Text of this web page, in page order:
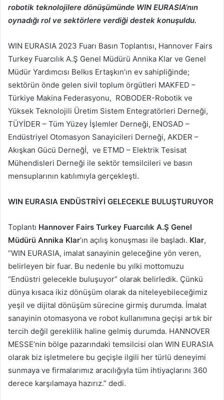
robotik teknolojilere dönüşümünde WIN EURASIA’nın
oynadığı rol ve sektörlere verdiği destek konuşuldu.
WIN EURASIA 2023 Fuarı Basın Toplantısı, Hannover Fairs
Turkey Fuarcılık A.Ş Genel Müdürü Annika Klar ve Genel
Müdür Yardımcısı Belkıs Ertaşkın’ın ev sahipliğinde;
sektörün önde gelen sivil toplum örgütleri MAKFED –
Türkiye Makina Federasyonu, ROBODER-Robotik ve
Yüksek Teknolojili Üretim Sistem Entegratörleri Derneği,
TÜYİDER – Tüm Yüzey İşlemler Derneği, ENOSAD –
Endüstriyel Otomasyon Sanayicileri Derneği, AKDER –
Akışkan Gücü Derneğİ, ve ETMD – Elektrik Tesisat
Mühendisleri Derneği ile sektör temsilcileri ve basın
mensuplarının katılımıyla gerçekleşti.
WIN EURASIA ENDÜSTRİYİ GELECEKLE BULUŞTURUYOR
Toplantı Hannover Fairs Turkey Fuarcılık A.Ş Genel
Müdürü Annika Klar’ın açılış konuşması ile başladı. Klar,
“WIN EURASIA, imalat sanayinin geleceğine yön veren,
belirleyen bir fuar. Bu nedenle bu yılki mottomuzu
“Endüstri gelecekle buluşuyor” olarak belirledik. Çünkü
dünya kısaca ikiz dönüşüm olarak da niteleyebileceğimiz
yeşil ve dijital dönüşüm sürecine girmiş durumda. İmalat
sanayinin otomasyona ve robot kullanımına geçişi artık bir
tercih değil gereklilik haline gelmiş durumda. HANNOVER
MESSE’nin bölge pazarındaki temsilcisi olan WIN EURASIA
olarak biz işletmelere bu geçişle ilgili her türlü deneyimi
sunmaya ve firmalarımız aracılığıyla tüm ihtiyaçlarını 360
derece karşılamaya hazırız.” dedi.